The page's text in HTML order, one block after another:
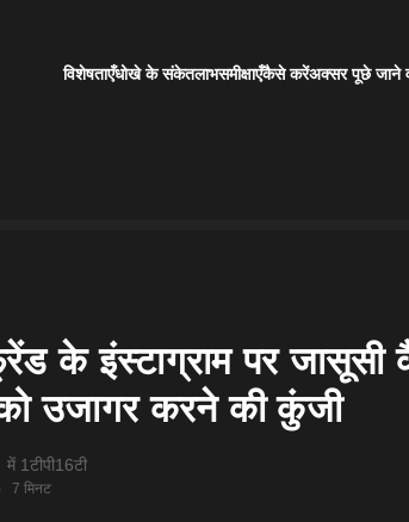
विशेषताएँधोखे के संकेतलाभसमीक्षाएँकैसे करेंअक्सर पूछे जाने
के इंस्टाग्राम पर
उजागर करने की कुंजी
में 1टीपी16टी
7 मिनट